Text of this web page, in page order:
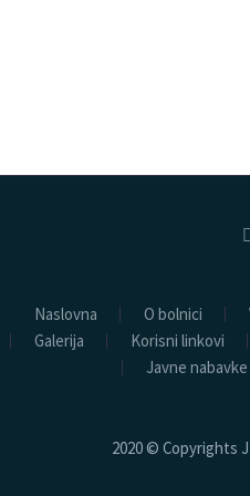
Naslovna O bolnici
Galerija
Korisni linkovi
Javne nabavke
2020 © Copyrights